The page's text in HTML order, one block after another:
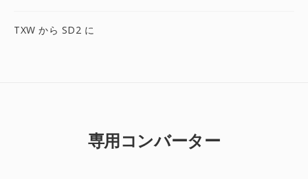
TXW から SD2 に
専用コンバーター